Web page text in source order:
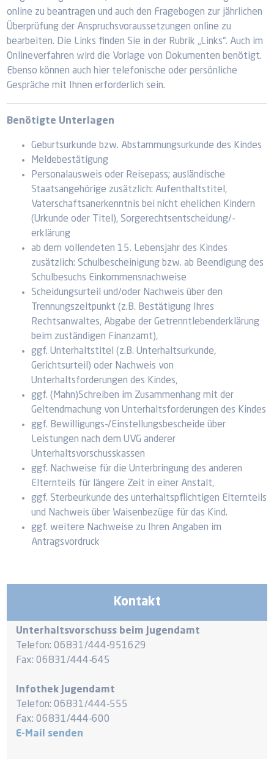
online zu beantragen und auch den Fragebogen zur jährlichen
Überprüfung der Anspruchsvoraussetzungen online zu
bearbeiten. Die Links finden Sie in der Rubrik „Links“. Auch im
Onlineverfahren wird die Vorlage von Dokumenten benötigt.
Ebenso können auch hier telefonische oder persönliche
Gespräche mit Ihnen erforderlich sein.
Benötigte Unterlagen
Geburtsurkunde bzw. Abstammungsurkunde des Kindes
Meldebestätigung
Personalausweis oder Reisepass; ausländische
Staatsangehörige zusätzlich: Aufenthaltstitel,
Vaterschaftsanerkenntnis bei nicht ehelichen Kindern
(Urkunde oder Titel), Sorgerechtsentscheidung/-
erklärung
ab dem vollendeten 15. Lebensjahr des Kindes
zusätzlich: Schulbescheinigung bzw. ab Beendigung des
Schulbesuchs Einkommensnachweise
Scheidungsurteil und/oder Nachweis über den
Trennungszeitpunkt (z.B. Bestätigung Ihres
Rechtsanwaltes, Abgabe der Getrenntlebenderklärung
beim zuständigen Finanzamt),
ggf. Unterhaltstitel (z.B. Unterhaltsurkunde,
Gerichtsurteil) oder Nachweis von
Unterhaltsforderungen des Kindes,
ggf. (Mahn)Schreiben im Zusammenhang mit der
Geltendmachung von Unterhaltsforderungen des Kindes
ggf. Bewilligungs-/Einstellungsbescheide über
Leistungen nach dem UVG anderer
Unterhaltsvorschusskassen
ggf. Nachweise für die Unterbringung des anderen
Elternteils für längere Zeit in einer Anstalt,
ggf. Sterbeurkunde des unterhaltspflichtigen Elternteils
und Nachweis über Waisenbezüge für das Kind.
ggf. weitere Nachweise zu Ihren Angaben im
Antragsvordruck
Kontakt
Unterhaltsvorschuss beim Jugendamt
Telefon: 06831/444-951629
Fax: 06831/444-645
Infothek Jugendamt
Telefon: 06831/444-555
Fax: 06831/444-600
E-Mail senden